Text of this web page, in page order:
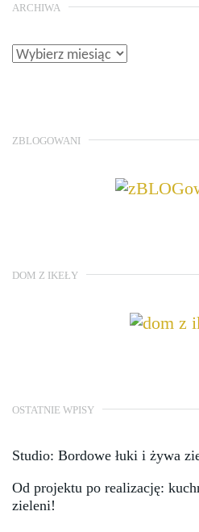
ARCHIWA
ZBLOGOWANI
DOM Z IKEŁY
OSTATNIE WPISY
Studio: Bordowe łuki i żywa
Od projektu po realizację:
zieleni!